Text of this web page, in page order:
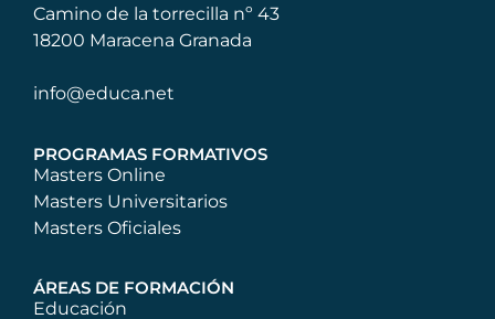
Camino de la torrecilla nº 43
18200 Maracena Granada
info@educa.net
PROGRAMAS FORMATIVOS
Masters Online
Masters Universitarios
Masters Oficiales
ÁREAS DE FORMACIÓN
Educación